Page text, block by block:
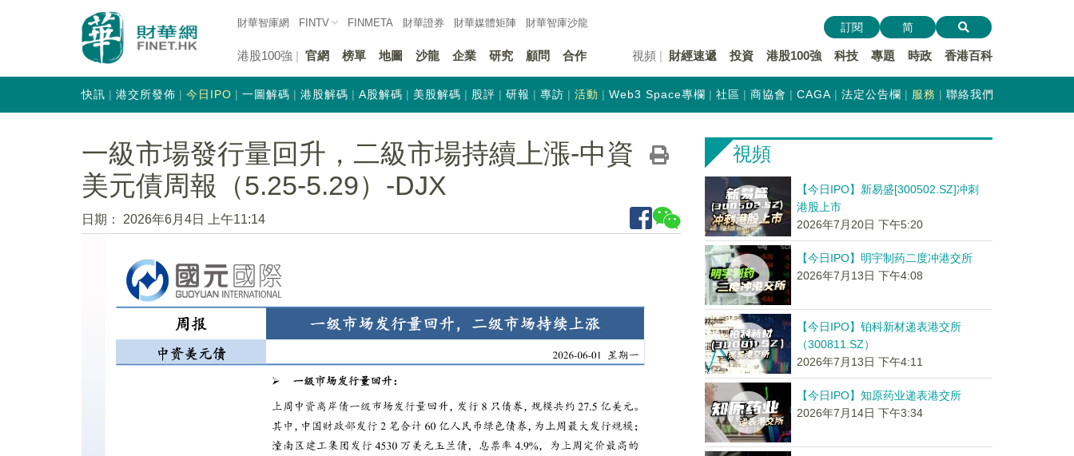
財華智庫網 FINTV FINMETA 財華證券 財華媒體矩陣 財華智庫沙龍
港股100強 官網 榜單 地圖 沙龍 企業 研究 顧問 合作 視頻 財經速遞 投資 港股100強 科技 專題 時政 香港百科
訂閱 简
快訊 港交所發佈 今日IPO 一圖解碼 港股解碼 A股解碼 美股解碼 股評 研報 專訪 活動 Web3 Space專欄 社區 商協會 CAGA 法定公告欄 服務 聯絡我們
一級市場發行量回升，二級市場持續上漲-中資
美元債周報（5.25-5.29）-DJX
日期： 2026年6月4日 上午11:14
視頻
【今日IPO】新易盛[300502.SZ]冲刺
港股上市
2026年7月20日 下午5:20
【今日IPO】明宇制药二度冲港交所
2026年7月13日 下午4:08
【今日IPO】铂科新材递表港交所
（300811.SZ）
2026年7月13日 下午4:11
【今日IPO】知原药业递表港交所
2026年7月14日 下午3:34